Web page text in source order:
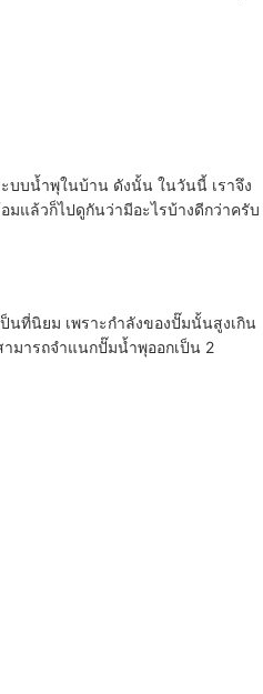
บบน้ำพุในบ้าน ดังนั้น ในวันนี้ เราจึง
แล้วก็ไปดูกันว่ามีอะไรบ้างดีกว่าครับ
ที่นิยม เพราะกำลังของปั๊มนั้นสูงเกิน
มารถจำแนกปั๊มน้ำพุออกเป็น 2